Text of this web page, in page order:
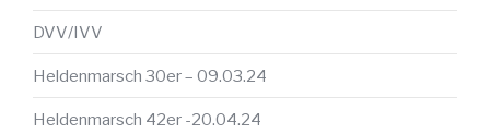
DVV/IVV
Heldenmarsch 30er – 09.03.24
Heldenmarsch 42er -20.04.24